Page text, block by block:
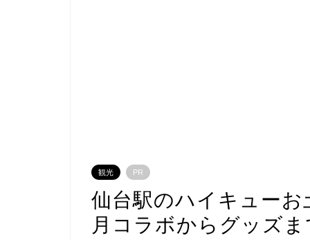
観光 PR
仙台駅のハイキュー
月コラボからグッズ